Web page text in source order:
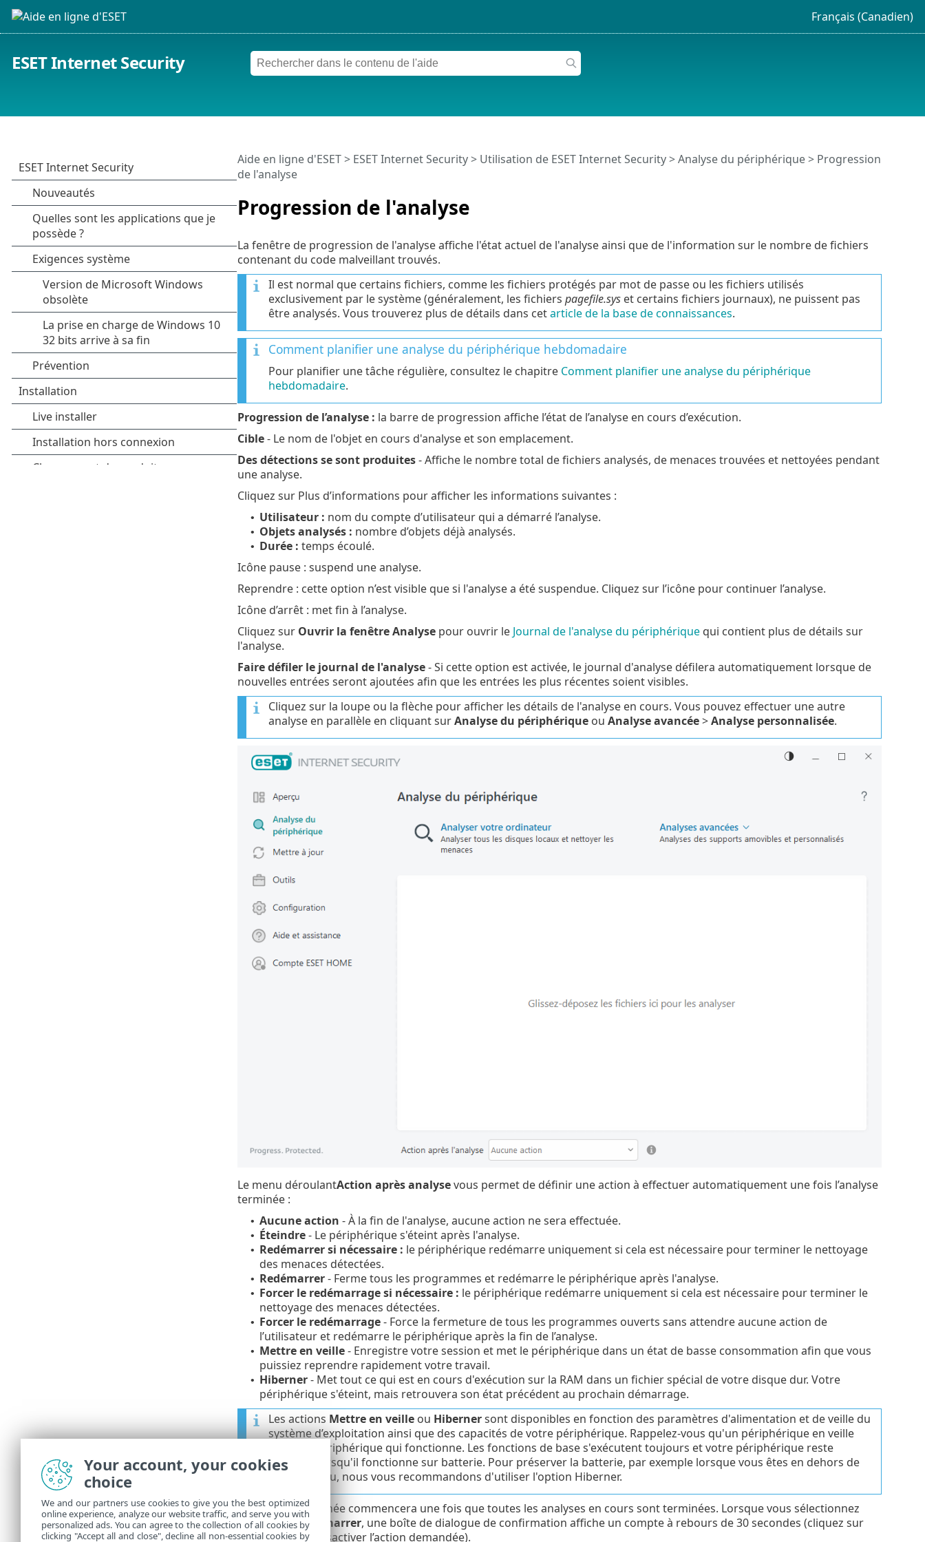
Français (Canadien)
ESET Internet Security
Progression de l'analyse
Aide en ligne d'ESET> ESET Internet Security> Utilisation de ESET Internet Security>Analyse du périphérique> Progression
de l'analyse
La fenêtre de progression de l'analyse affiche l'état actuel de l'analyse ainsi que de l'information sur le nombre de fichiers
contenant du code malveillant trouvés.
Il est normal que certains fichiers, comme les fichiers protégés par mot de passe ou les fichiers utilisés
exclusivement par le système (généralement, les fichiers pagefile.syset certains fichiers journaux), ne puissent pas
être analysés. Vous trouverez plus de détails dans cetarticle de la base de connaissances.
Comment planifier une analyse du périphérique hebdomadaire
Pour planifier une tâche régulière, consultez le chapitre Comment planifier une analyse du périphérique
hebdomadaire.
Progression de l’analyse : la barre de progression affiche l’état de l’analyse en cours d’exécution.
Cible- Le nom de l'objet en cours d'analyse et son emplacement.
Des détections se sont produites- Affiche le nombre total de fichiers analysés, de menaces trouvées et nettoyées pendant
une analyse.
Cliquez sur Plus d’informations pour afficher les informations suivantes :
• Utilisateur : nom du compte d’utilisateur qui a démarré l’analyse.
• Objets analysés : nombre d’objets déjà analysés.
• Durée : temps écoulé.
Icône pause : suspend une analyse.
Reprendre : cette option n’est visible que si l'analyse a été suspendue. Cliquez sur l’icône pour continuer l’analyse.
Icône d’arrêt : met fin à l’analyse.
Cliquez sur Ouvrir la fenêtre Analysepour ouvrir le Journal de l'analyse du périphériquequi contient plus de détails sur
l'analyse.
Faire défiler le journal de l'analyse- Si cette option est activée, le journal d'analyse défilera automatiquement lorsque de
nouvelles entrées seront ajoutées afin que les entrées les plus récentes soient visibles.
Cliquez sur la loupe ou la flèche pour afficher les détails de l'analyse en cours. Vous pouvez effectuer une autre
analyse en parallèle en cliquant surAnalyse du périphériqueou Analyse avancée>Analyse personnalisée.
Le menu déroulantAction après analysevous permet de définir une action à effectuer automatiquement une fois l’analyse
terminée :
• Aucune action - À la fin de l'analyse, aucune action ne sera effectuée.
• Éteindre- Le périphérique s'éteint après l'analyse.
• Redémarrer si nécessaire : le périphérique redémarre uniquement si cela est nécessaire pour terminer le nettoyage
des menaces détectées.
• Redémarrer- Ferme tous les programmes et redémarre le périphérique après l'analyse.
• Forcer le redémarrage si nécessaire : le périphérique redémarre uniquement si cela est nécessaire pour terminer le
nettoyage des menaces détectées.
• Forcer le redémarrage- Force la fermeture de tous les programmes ouverts sans attendre aucune action de
l’utilisateur et redémarre le périphérique après la fin de l’analyse.
• Mettre en veille- Enregistre votre session et met le périphérique dans un état de basse consommation afin que vous
puissiez reprendre rapidement votre travail.
• Hiberner- Met tout ce qui est en cours d'exécution sur la RAM dans un fichier spécial de votre disque dur. Votre
périphérique s'éteint, mais retrouvera son état précédent au prochain démarrage.
Les actions Mettre en veilleou Hibernersont disponibles en fonction des paramètres d'alimentation et de veille du
système d’exploitation ainsi que des capacités de votre périphérique. Rappelez-vous qu'un périphérique en veille
reste un périphérique qui fonctionne. Les fonctions de base s'exécutent toujours et votre périphérique reste
alimenté lorsqu'il fonctionne sur batterie. Pour préserver la batterie, par exemple lorsque vous êtes en dehors de
votre bureau, nous vous recommandons d'utiliser l'option Hiberner.
L'action sélectionnée commencera une fois que toutes les analyses en cours sont terminées. Lorsque vous sélectionnez
ArrêterouRedémarrer, une boîte de dialogue de confirmation affiche un compte à rebours de 30 secondes (cliquez sur
Annulerpour désactiver l’action demandée).
Your account, your cookies
choice
We and our partners use cookies to give you the best optimized
online experience, analyze our website traffic, and serve you with
personalized ads. You can agree to the collection of all cookies by
clicking "Accept all and close", decline all non-essential cookies by